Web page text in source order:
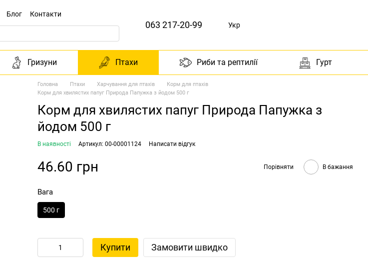
Блог
Контакти
063 217-20-99 Укр
Гризуни Птахи Риби та рептилії Гурт
Головна Птахи Харчування для птахів
Корм для птахів
Корм для хвилястих папуг Природа Папужка з йодом 500 г
Корм для хвилястих папуг Природа Папужка з
йодом 500 г
В наявності Артикул: 00-00001124 Написати відгук
46.60 грн Порівняти В бажання
Вага
500 г
Купити Замовити швидко